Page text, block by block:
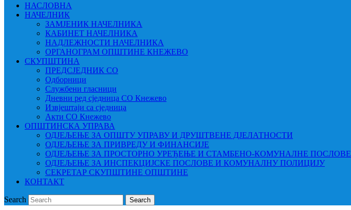
НАСЛОВНА
НАЧЕЛНИК
ЗАМЈЕНИК НАЧЕЛНИКА
КАБИНЕТ НАЧЕЛНИКА
НАДЛЕЖНОСТИ НАЧЕЛНИКА
ОРГАНОГРАМ ОПШТИНЕ КНЕЖЕВО
СКУПШТИНА
ПРЕДСЈЕДНИК СО
Одборници
Службени гласници
Дневни ред сједница СО Кнежево
Извјештаји са сједница
Акти СО Кнежево
ОПШТИНСКА УПРАВА
ОДЈЕЉЕЊЕ ЗА ОПШТУ УПРАВУ И ДРУШТВЕНЕ ДЈЕЛАТНОСТИ
ОДЈЕЉЕЊЕ ЗА ПРИВРЕДУ И ФИНАНСИЈЕ
ОДЈЕЉЕЊЕ ЗА ПРОСТОРНО УРЕЂЕЊЕ И СТАМБЕНО-КОМУНАЛНЕ ПОСЛОВЕ
ОДЈЕЉЕЊЕ ЗА ИНСПЕКЦИЈСКЕ ПОСЛОВЕ И КОМУНАЛНУ ПОЛИЦИЈУ
СЕКРЕТАР СКУПШТИНЕ ОПШТИНЕ
КОНТАКТ
Search Search